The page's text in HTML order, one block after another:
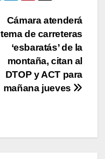
Cámara atenderá
tema de carreteras
‘esbaratás’ de la
montaña, citan al
DTOP y ACT para
mañana jueves